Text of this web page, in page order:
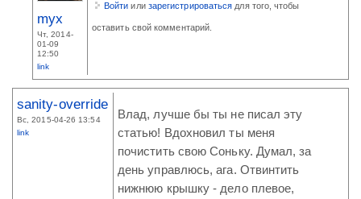
myx
Чт, 2014-
01-09
12:50
link
Войти или зарегистрироваться для того, чтобы
оставить свой комментарий.
sanity-override
Вс, 2015-04-26 13:54
link
Влад, лучше бы ты не писал эту
статью! Вдохновил ты меня
почистить свою Соньку. Думал, за
день управлюсь, ага. Отвинтить
нижнюю крышку - дело плевое,